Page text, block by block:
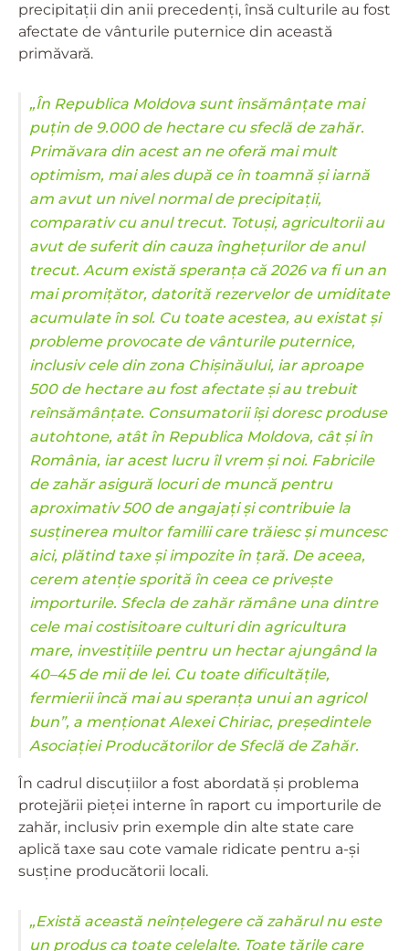
precipitații din anii precedenți, însă culturile au fost
afectate de vânturile puternice din această
primăvară.
„În Republica Moldova sunt însămânțate mai
puțin de 9.000 de hectare cu sfeclă de zahăr.
Primăvara din acest an ne oferă mai mult
optimism, mai ales după ce în toamnă și iarnă
am avut un nivel normal de precipitații,
comparativ cu anul trecut. Totuși, agricultorii au
avut de suferit din cauza înghețurilor de anul
trecut. Acum există speranța că 2026 va fi un an
mai promițător, datorită rezervelor de umiditate
acumulate în sol. Cu toate acestea, au existat și
probleme provocate de vânturile puternice,
inclusiv cele din zona Chișinăului, iar aproape
500 de hectare au fost afectate și au trebuit
reînsămânțate. Consumatorii își doresc produse
autohtone, atât în Republica Moldova, cât și în
România, iar acest lucru îl vrem și noi. Fabricile
de zahăr asigură locuri de muncă pentru
aproximativ 500 de angajați și contribuie la
susținerea multor familii care trăiesc și muncesc
aici, plătind taxe și impozite în țară. De aceea,
cerem atenție sporită în ceea ce privește
importurile. Sfecla de zahăr rămâne una dintre
cele mai costisitoare culturi din agricultura
mare, investițiile pentru un hectar ajungând la
40–45 de mii de lei. Cu toate dificultățile,
fermierii încă mai au speranța unui an agricol
bun”, a menționat Alexei Chiriac, președintele
Asociației Producătorilor de Sfeclă de Zahăr.
În cadrul discuțiilor a fost abordată și problema
protejării pieței interne în raport cu importurile de
zahăr, inclusiv prin exemple din alte state care
aplică taxe sau cote vamale ridicate pentru a-și
susține producătorii locali.
„Există această neînțelegere că zahărul nu este
un produs ca toate celelalte. Toate țările care